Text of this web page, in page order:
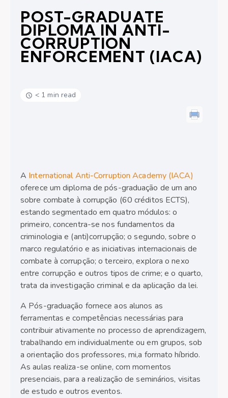
POST-GRADUATE
DIPLOMA IN ANTI-
CORRUPTION
ENFORCEMENT (IACA)
< 1 min read
A International Anti-Corruption Academy (IACA)
oferece um diploma de pós-graduação de um ano
sobre combate à corrupção (60 créditos ECTS),
estando segmentado em quatro módulos: o
primeiro, concentra-se nos fundamentos da
criminologia e (anti)corrupção; o segundo, sobre o
marco regulatório e as iniciativas internacionais de
combate à corrupção; o terceiro, explora o nexo
entre corrupção e outros tipos de crime; e o quarto,
trata da investigação criminal e da aplicação da lei.
A Pós-graduação fornece aos alunos as
ferramentas e competências necessárias para
contribuir ativamente no processo de aprendizagem,
trabalhando em individualmente ou em grupos, sob
a orientação dos professores, mi,a formato híbrido.
As aulas realiza-se online, com momentos
presenciais, para a realização de seminários, visitas
de estudo e outros eventos.